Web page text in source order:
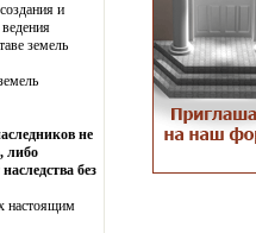
и
земель
не
либо
без
настоящим